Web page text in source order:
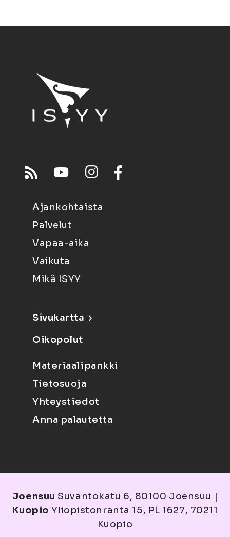
Ajankohtaista
Palvelut
Vapaa-aika
Vaikuta
Mikä ISYY
Sivukartta
Oikopolut
Materiaalipankki
Tietosuoja
Yhteystiedot
Anna palautetta
Joensuu Suvantokatu 6, 80100 Joensuu |
Kuopio Yliopistonranta 15, PL 1627, 70211
Kuopio